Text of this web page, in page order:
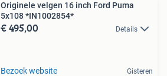
Originele velgen 16 inch Ford Puma
5x108 *IN1002854*
€ 495,00 Details
Bezoek website Gisteren